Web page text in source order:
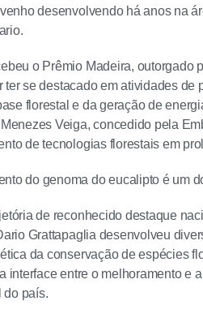
desenvolvendo há anos na
o Prêmio Madeira, outorgado
ter se destacado em atividades
florestal e da geração de
Veiga, concedido pela
de tecnologias florestais em
do genoma do eucalipto é um
de reconhecido destaque
Grattapaglia desenvolveu
da conservação de espécies
interface entre o melhoramento e
do país.